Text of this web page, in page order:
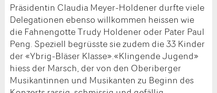
Präsidentin Claudia Meyer-Holdener durfte viele
Delegationen ebenso willkommen heissen wie
die Fahnengotte Trudy Holdener oder Pater Paul
Peng. Speziell begrüsste sie zudem die 33 Kinder
der «Ybrig-Bläser Klasse».«Klingende Jugend»
hiess der Marsch, der von den Oberiberger
Musikantinnen und Musikanten zu Beginn des